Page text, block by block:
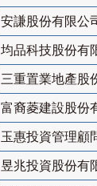
安謙股份有限公
均品科技股份有
三重置業地產股
富裔菱建設股份
玉惠投資管理顧
昱兆投資股份有